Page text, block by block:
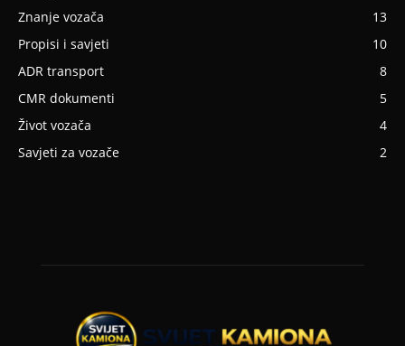
Znanje vozača
13
Propisi i savjeti
10
ADR transport
8
CMR dokumenti
5
Život vozača
4
Savjeti za vozače
2